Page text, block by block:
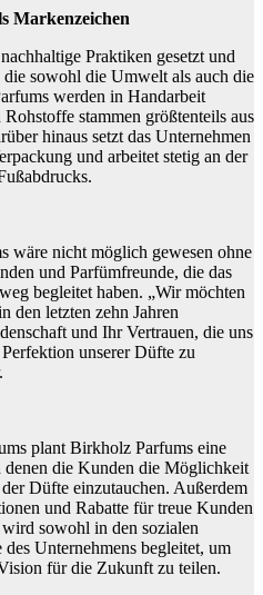
Markenzeichen
Praktiken gesetzt und
sowohl die Umwelt als auch die
werden in Handarbeit
stammen größtenteils aus
hinaus setzt das Unternehmen
und arbeitet stetig an der
wäre nicht möglich gewesen ohne
und Parfümfreunde, die das
begleitet haben. „Wir möchten
den letzten zehn Jahren
und Ihr Vertrauen, die uns
unserer Düfte zu
plant Birkholz Parfums eine
die Kunden die Möglichkeit
Düfte einzutauchen. Außerdem
und Rabatte für treue Kunden
sowohl in den sozialen
Unternehmens begleitet, um
für die Zukunft zu teilen.